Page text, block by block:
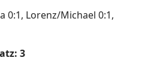
0:1, Lorenz/Michael 0:1,
3